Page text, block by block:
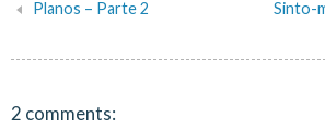
de
artigos
Sinto-
Planos – Parte 2
2 comments: